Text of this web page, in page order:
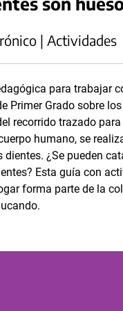
| Actividades
para trabajar
Primer Grado sobre
recorrido trazado
humano, se
dientes. ¿Se pueden
Esta guía con
forma parte de la